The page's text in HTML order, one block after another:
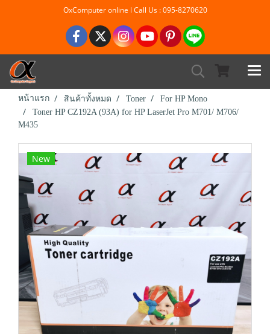
OxComputer online l Call Us : 095-8270620
หน้าแรก สินค้าทั้งหมด Toner
For HP Mono
Toner HP CZ192A (93A) for HP LaserJet Pro M701/ M706/
M435
New